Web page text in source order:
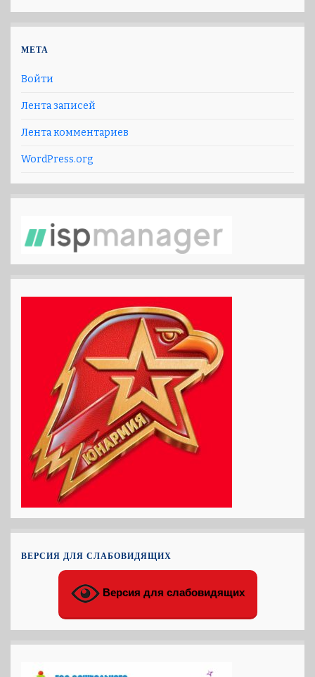
МЕТА
Войти
Лента записей
Лента комментариев
WordPress.org
ВЕРСИЯ ДЛЯ СЛАБОВИДЯЩИХ
Версия для слабовидящих